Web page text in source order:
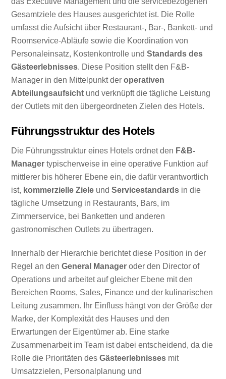
Gesamtziele des Hauses ausgerichtet ist. Die Rolle
umfasst die Aufsicht über Restaurant-, Bar-, Bankett- und
Roomservice-Abläufe sowie die Koordination von
Personaleinsatz, Kostenkontrolle undStandards des
Gästeerlebnisses. Diese Position stellt den F&B-
Manager in den Mittelpunkt deroperativen
Abteilungsaufsicht und verknüpft die tägliche Leistung
der Outlets mit den übergeordneten Zielen des Hotels.
Führungsstruktur des Hotels
Die Führungsstruktur eines Hotels ordnet den F&B-
Manager typischerweise in eine operative Funktion auf
mittlerer bis höherer Ebene ein, die dafür verantwortlich
ist, kommerzielle Ziele undServicestandards in die
tägliche Umsetzung in Restaurants, Bars, im
Zimmerservice, bei Banketten und anderen
gastronomischen Outlets zu übertragen.
Innerhalb der Hierarchie berichtet diese Position in der
Regel an denGeneral Manager oder den Director of
Operations und arbeitet auf gleicher Ebene mit den
Bereichen Rooms, Sales, Finance und der kulinarischen
Leitung zusammen. Ihr Einfluss hängt von der Größe der
Marke, der Komplexität des Hauses und den
Erwartungen der Eigentümer ab. Eine starke
Zusammenarbeit im Team ist dabei entscheidend, da die
Rolle die Prioritäten desGästeerlebnisses mit
Umsatzzielen, Personalplanung und